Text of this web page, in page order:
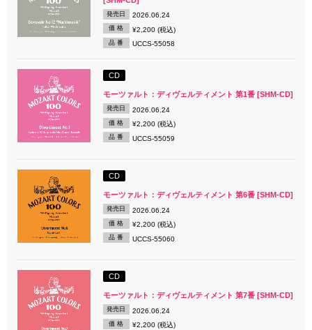
発売日 2026.06.24
価 格 ¥2,200 (税込)
品 番 UCCS-55058
CD
モーツァルト：ディヴェルティメント 第1番 [SHM-CD]
発売日 2026.06.24
価 格 ¥2,200 (税込)
品 番 UCCS-55059
CD
モーツァルト：ディヴェルティメント 第6番 [SHM-CD]
発売日 2026.06.24
価 格 ¥2,200 (税込)
品 番 UCCS-55060
CD
モーツァルト：ディヴェルティメント 第7番 [SHM-CD]
発売日 2026.06.24
価 格 ¥2,200 (税込)